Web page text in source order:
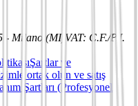
- Milano (MI) VAT: C.F./P.I.
Şartlar ve
ortak olun ve satış
Şartları (Profesyonel